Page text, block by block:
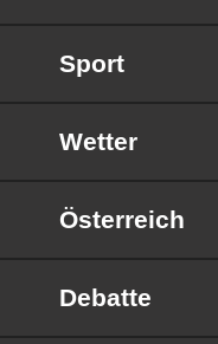
Sport
Wetter
Österreich
Debatte